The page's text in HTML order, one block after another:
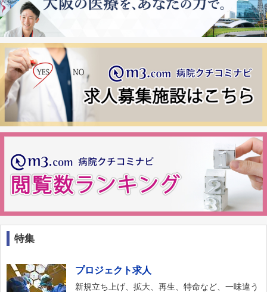
特集
プロジェクト求人
新規立ち上げ、拡大、再生、特命など、一味違う